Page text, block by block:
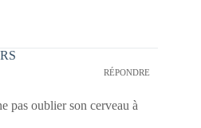
RÉPONDRE
pas oublier son cerveau à